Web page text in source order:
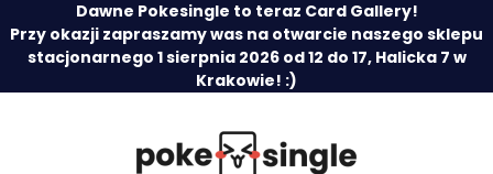
Dawne Pokesingle to teraz Card Gallery!
Przy okazji zapraszamy was na otwarcie naszego sklepu
stacjonarnego 1 sierpnia 2026 od 12 do 17, Halicka 7 w
Krakowie! :)